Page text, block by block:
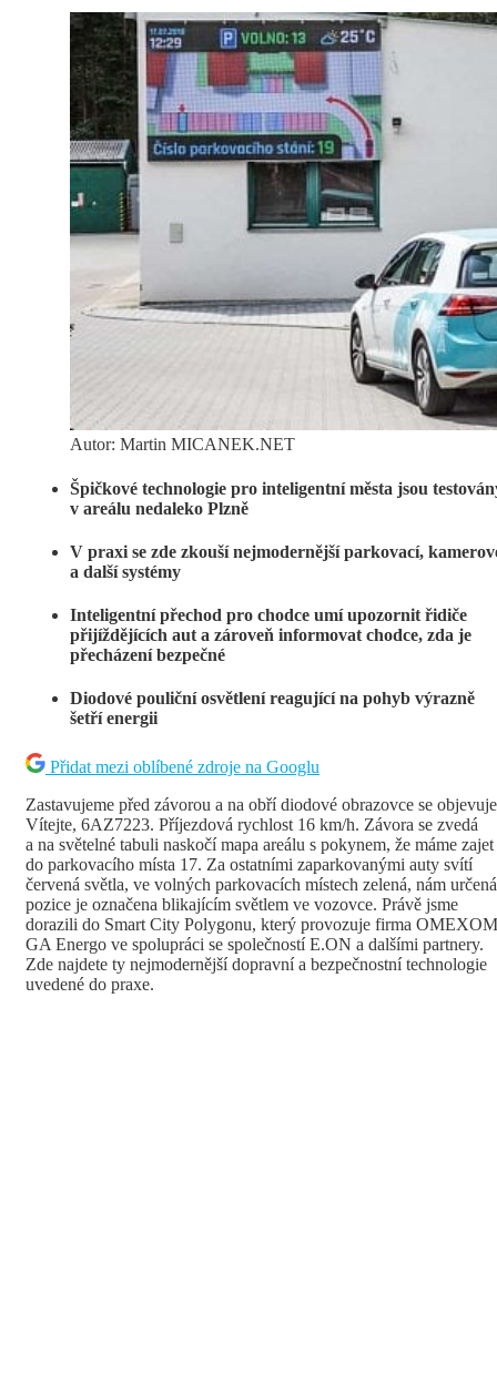
Autor: Martin MICANEK.NET
Špičkové technologie pro inteligentní města jsou
v areálu nedaleko Plzně
V praxi se zde zkouší nejmodernější parkovací,
a další systémy
Inteligentní přechod pro chodce umí upozornit řidiče
přijíždějících aut a zároveň informovat chodce, zda je
přecházení bezpečné
Diodové pouliční osvětlení reagující na pohyb výrazně
šetří energii
Přidat mezi oblíbené zdroje na Googlu
Zastavujeme před závorou a na obří diodové obrazovce se
Vítejte, 6AZ7223. Příjezdová rychlost 16 km/h. Závora se zvedá
a na světelné tabuli naskočí mapa areálu s pokynem, že máme zajet
do parkovacího místa 17. Za ostatními zaparkovanými auty svítí
červená světla, ve volných parkovacích místech zelená, nám určená
pozice je označena blikajícím světlem ve vozovce. Právě jsme
dorazili do Smart City Polygonu, který provozuje firma OMEXOM
GA Energo ve spolupráci se společností E.ON a dalšími partnery.
Zde najdete ty nejmodernější dopravní a bezpečnostní technologie
uvedené do praxe.